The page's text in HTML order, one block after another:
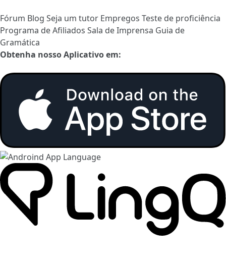
Fórum Blog Seja um tutor Empregos Teste de proficiência
Programa de Afiliados Sala de Imprensa Guia de
Gramática
Obtenha nosso Aplicativo em: